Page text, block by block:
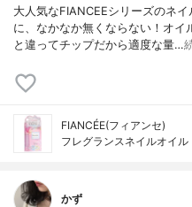
大人気なFIANCEEシリーズのネ
に、なかなか無くならない！オ
と違ってチップだから適度な量…
FIANCÉE(フィアンセ)
フレグランスネイルオイル
かず